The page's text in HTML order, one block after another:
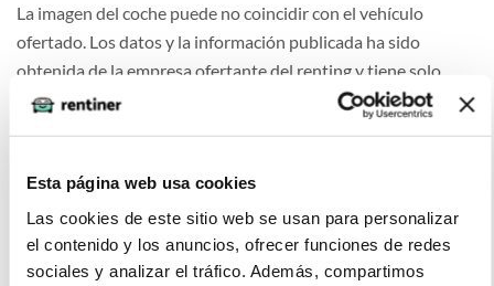
Esta página web usa cookies
Las cookies de este sitio web se usan para personalizar
el contenido y los anuncios, ofrecer funciones de redes
sociales y analizar el tráfico. Además, compartimos
La imagen del coche puede no coincidir con el vehículo
ofertado. Los datos y la información publicada ha sido
obtenida de la empresa ofertante del renting y tiene solo
efectos informativos no contractuales.
Número de oferta:KNT-KNT-10977 5s-6s Última
actualización: 2026-07-10